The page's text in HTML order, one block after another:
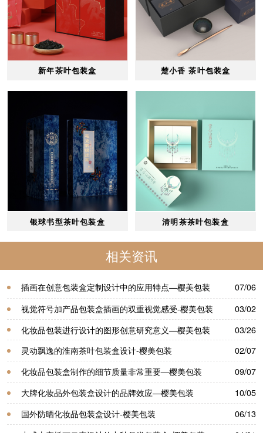
新年茶叶包装盒 楚小香 茶叶包装盒
银球书型茶叶包装盒 清明茶茶叶包装盒
相关资讯
插画在创意包装盒定制设计中的应用特点—樱美包装
07/06
视觉符号加产品包装盒插画的双重视觉感受-樱美包装
03/02
化妆品包装进行设计的图形创意研究意义—樱美包装
03/26
灵动飘逸的淮南茶叶包装盒设计-樱美包装
02/07
化妆品包装盒制作的细节质量非常重要—樱美包装
09/07
大牌化妆品外包装盒设计的品牌效应—樱美包装
10/05
国外防晒化妆品包装盒设计-樱美包装
06/13